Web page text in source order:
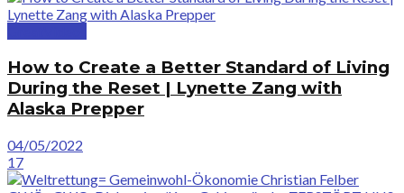
How to Create a Better Standard of Living
During the Reset | Lynette Zang with
Alaska Prepper
04/05/2022
17